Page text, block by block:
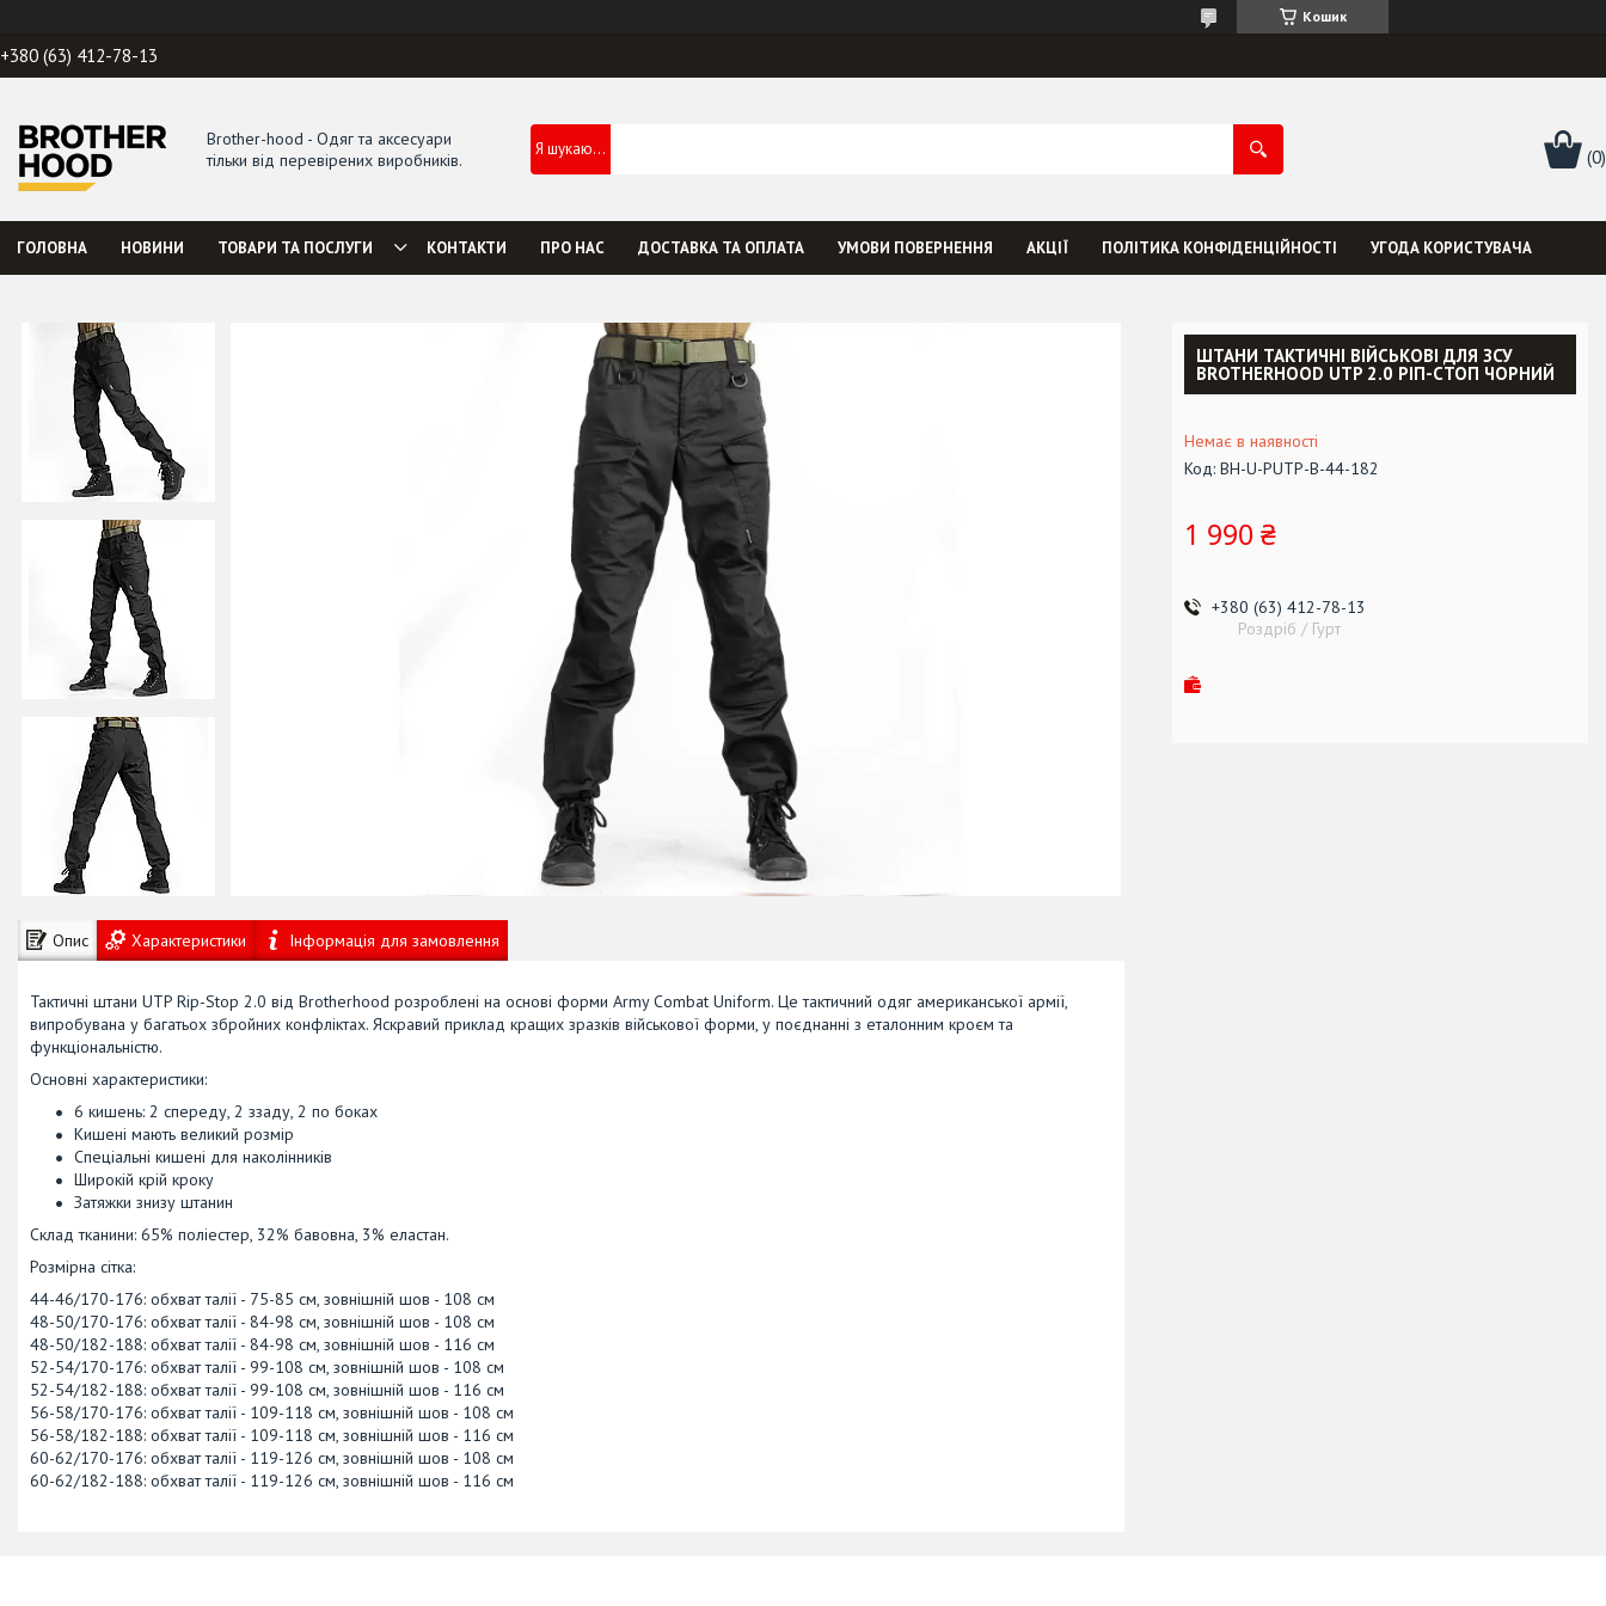
Кошик
+380 (63) 412-78-13
Brother-hood - Одяг та аксесуари
тільки від перевірених виробників.
ГОЛОВНА НОВИНИ ТОВАРИ ТА ПОСЛУГИ КОНТАКТИ ПРО НАС ДОСТАВКА ТА ОПЛАТА УМОВИ ПОВЕРНЕННЯ АКЦІЇ ПОЛІТИКА КОНФІДЕНЦІЙНОСТІ УГОДА КОРИСТУВАЧА
Опис Характеристики Інформація для замовлення
Тактичні штани UTP Rip-Stop 2.0 від Brotherhood розроблені на основі форми Army Combat Uniform. Це тактичний одяг американської армії,
випробувана у багатьох збройних конфліктах. Яскравий приклад кращих зразків військової форми, у поєднанні з еталонним кроєм та
функціональністю.
Основні характеристики:
6 кишень: 2 спереду, 2 ззаду, 2 по боках
Кишені мають великий розмір
Спеціальні кишені для наколінників
Широкій крій кроку
Затяжки знизу штанин
Склад тканини: 65% поліестер, 32% бавовна, 3% еластан.
Розмірна сітка:
44-46/170-176: обхват талії - 75-85 см, зовнішній шов - 108 см
48-50/170-176: обхват талії - 84-98 см, зовнішній шов - 108 см
48-50/182-188: обхват талії - 84-98 см, зовнішній шов - 116 см
52-54/170-176: обхват талії - 99-108 см, зовнішній шов - 108 см
52-54/182-188: обхват талії - 99-108 см, зовнішній шов - 116 см
56-58/170-176: обхват талії - 109-118 см, зовнішній шов - 108 см
56-58/182-188: обхват талії - 109-118 см, зовнішній шов - 116 см
60-62/170-176: обхват талії - 119-126 см, зовнішній шов - 108 см
60-62/182-188: обхват талії - 119-126 см, зовнішній шов - 116 см
ШТАНИ ТАКТИЧНІ ВІЙСЬКОВІ ДЛЯ ЗСУ
BROTHERHOOD UTP 2.0 РІП-СТОП ЧОРНИЙ
Немає в наявності
Код: BH-U-PUTP-B-44-182
1 990 ₴
+380 (63) 412-78-13
Роздріб / Гурт